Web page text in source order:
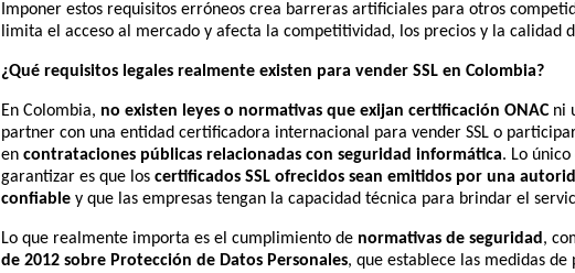
Imponer estos requisitos erróneos crea barreras artificiales para otros
limita el acceso al mercado y afecta la competitividad, los precios y la calidad
¿Qué requisitos legales realmente existen para vender SSL en Colombia?
En Colombia, no existen leyes o normativas que exijan certificación ONACni
partner con una entidad certificadora internacional para vender SSL o
en contrataciones públicas relacionadas con seguridad informática. Lo
garantizar es que los certificados SSL ofrecidos sean emitidos por una
confiable y que las empresas tengan la capacidad técnica para brindar el
Lo que realmente importa es el cumplimiento de normativas de seguridad,
de 2012 sobre Protección de Datos Personales, que establece las medidas de